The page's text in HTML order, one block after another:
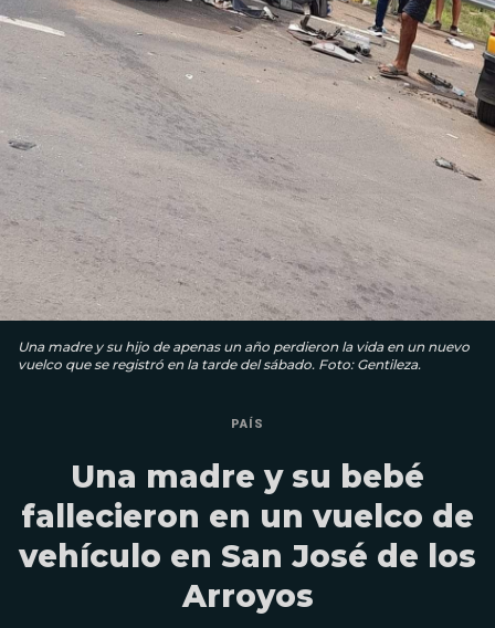
Una madre y su hijo de apenas un año perdieron la vida en un nuevo
vuelco que se registró en la tarde del sábado. Foto: Gentileza.
PAÍS
Una madre y su bebé
fallecieron en un vuelco de
vehículo en San José de los
Arroyos